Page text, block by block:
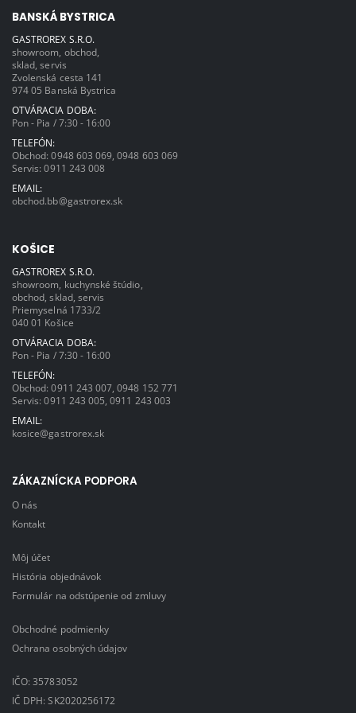
BANSKÁ BYSTRICA
GASTROREX S.R.O.
showroom, obchod,
sklad, servis
Zvolenská cesta 141
974 05 Banská Bystrica
OTVÁRACIA DOBA:
Pon - Pia / 7:30 - 16:00
TELEFÓN:
Obchod:0948 603 069,0948 603 069
Servis:0911 243 008
EMAIL:
obchod.bb@gastrorex.sk
KOŠICE
GASTROREX S.R.O.
showroom, kuchynské štúdio,
obchod, sklad, servis
Priemyselná 1733/2
040 01 Košice
OTVÁRACIA DOBA:
Pon - Pia / 7:30 - 16:00
TELEFÓN:
Obchod:0911 243 007 ,0948 152 771
Servis:0911 243 005 ,0911 243 003
EMAIL:
kosice@gastrorex.sk
ZÁKAZNÍCKA PODPORA
O nás
Kontakt
Môj účet
História objednávok
Formulár na odstúpenie od zmluvy
Obchodné podmienky
Ochrana osobných údajov
IČO: 35783052
IČ DPH: SK2020256172